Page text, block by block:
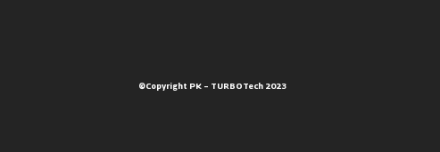
©Copyright PK – TURBOTech 2023